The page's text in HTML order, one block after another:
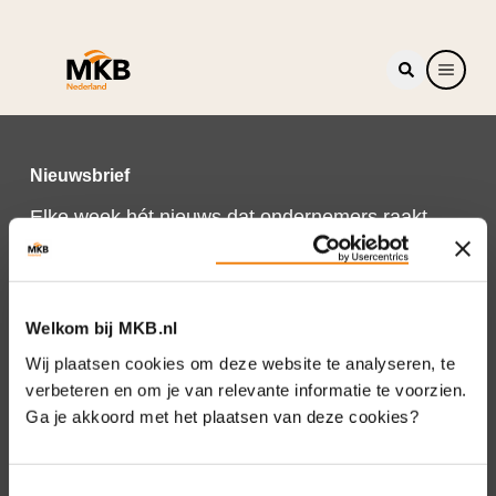
Welkom bij MKB.nl
Wij plaatsen cookies om deze website te analyseren, te
verbeteren en om je van relevante informatie te voorzien.
Ga je akkoord met het plaatsen van deze cookies?
Nieuwsbrief
Elke week hét nieuws dat ondernemers raakt.
Schrijf je nu in voor de MKB-Nederland
nieuwsbrief.
Schrijf je in
Direct naar
Over ons